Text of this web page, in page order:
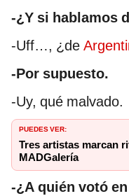
-¿Y si hablamos
-Uff…, ¿de
-Por supuesto.
-Uy, qué malvado.
PUEDES VER:
Tres artistas marcan
MADGalería
-¿A quién votó